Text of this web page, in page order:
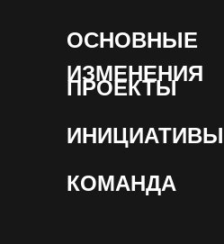
ОСНОВНЫЕ
ИЗМЕНЕНИЯ
КОМАНДА
ПРОЕКТЫ
ИНИЦИАТИВЫ